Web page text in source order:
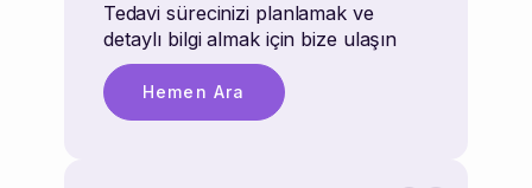
Tedavi sürecinizi planlamak ve
detaylı bilgi almak için bize ulaşın
Hemen Ara